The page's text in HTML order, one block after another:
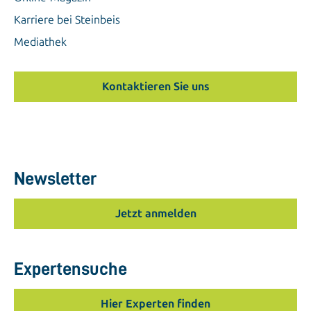
Karriere bei Steinbeis
Mediathek
Kontaktieren Sie uns
Newsletter
Jetzt anmelden
Expertensuche
Hier Experten finden